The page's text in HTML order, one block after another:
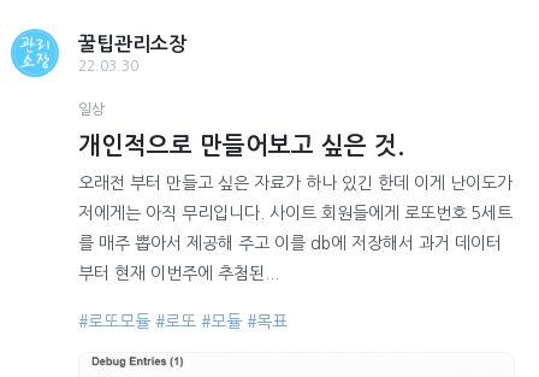
꿀팁관리소장
22.03.30
일상
개인적으로 만들어보고 싶은 것.
오래전 부터 만들고 싶은 자료가 하나 있긴 한데 이게 난이도가
저에게는 아직 무리입니다. 사이트 회원들에게 로또번호 5세트
를 매주 뽑아서 제공해 주고 이를 db에 저장해서 과거 데이터
부터 현재 이번주에 추첨된...
#로또모듈 #로또 #모듈 #목표